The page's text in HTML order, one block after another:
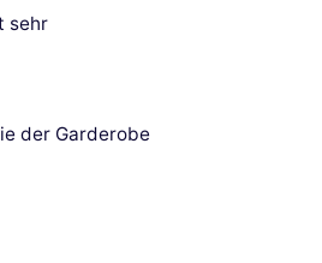
sehr
der Garderobe